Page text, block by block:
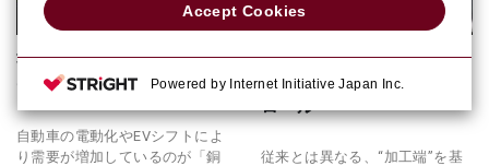
最新のレーザ溶接技術
デュアルビームレーザ
自動車の電動化やEVシフトによ
り需要が増加しているのが「銅
最新のレーザ加工技術
アクティブヒートコント
ロール
従来とは異なる、“加工端”を基
Accept Cookies
Powered by Internet Initiative Japan Inc.